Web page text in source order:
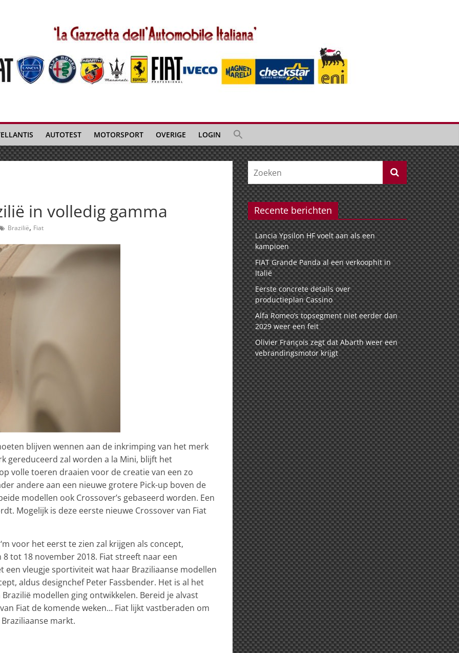
AUTOTEST MOTORSPORT OVERIGE LOGIN
in volledig gamma
Brazilië, Fiat
blijven wennen aan de inkrimping van het merk
gereduceerd zal worden a la Mini, blijft het
volle toeren draaien voor de creatie van een zo
andere aan een nieuwe grotere Pick-up boven de
modellen ook Crossover’s gebaseerd worden. Een
Mogelijk is deze eerste nieuwe Crossover van Fiat
voor het eerst te zien zal krijgen als concept,
tot 18 november 2018. Fiat streeft naar een
vleugje sportiviteit wat haar Braziliaanse modellen
aldus designchef Peter Fassbender. Het is al het
modellen ging ontwikkelen. Bereid je alvast
Fiat de komende weken… Fiat lijkt vastberaden om
markt.
Recente berichten
Lancia Ypsilon HF voelt aan als een
kampioen
FIAT Grande Panda al een verkoophit in
Italië
Eerste concrete details over
productieplan Cassino
Alfa Romeo’s topsegment niet eerder dan
2029 weer een feit
Olivier François zegt dat Abarth weer een
vebrandingsmotor krijgt